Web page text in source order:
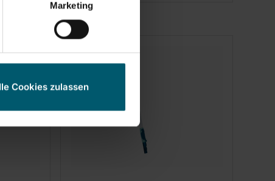
Marketing
Cookies zulassen